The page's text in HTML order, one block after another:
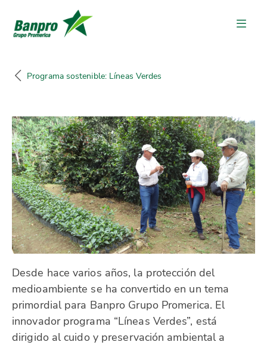
Programa sostenible: Líneas Verdes
Desde hace varios años, la protección del
medioambiente se ha convertido en un tema
primordial para Banpro Grupo Promerica. El
innovador programa “Líneas Verdes”, está
dirigido al cuido y preservación ambiental a